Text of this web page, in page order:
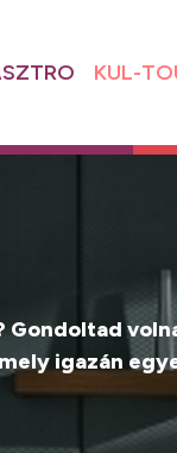
KUL-
igazán